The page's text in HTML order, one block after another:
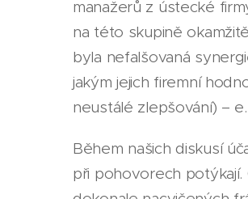
manažerů z ústecké
na této skupině
byla nefalšovaná
jakým jejich firemní
neustálé zlepšování) – e.
Během našich diskusí
při pohovorech potýkají.